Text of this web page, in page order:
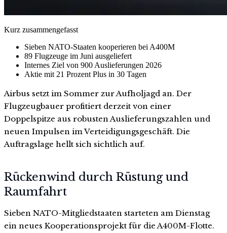
Kurz zusammengefasst
Sieben NATO-Staaten kooperieren bei A400M
89 Flugzeuge im Juni ausgeliefert
Internes Ziel von 900 Auslieferungen 2026
Aktie mit 21 Prozent Plus in 30 Tagen
Airbus setzt im Sommer zur Aufholjagd an. Der
Flugzeugbauer profitiert derzeit von einer
Doppelspitze aus robusten Auslieferungszahlen und
neuen Impulsen im Verteidigungsgeschäft. Die
Auftragslage hellt sich sichtlich auf.
Rückenwind durch Rüstung und
Raumfahrt
Sieben NATO-Mitgliedstaaten starteten am Dienstag
ein neues Kooperationsprojekt für die A400M-Flotte.